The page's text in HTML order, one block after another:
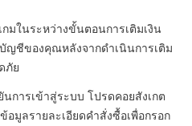
มในระหว่างขั้นตอนการเติมเงิน
ญชีของคุณหลังจากดำเนินการเติม
ภัย
การเข้าสู่ระบบ โปรดคอยสังเกต
อมูลรายละเอียดคำสั่งซื้อเพื่อกรอก